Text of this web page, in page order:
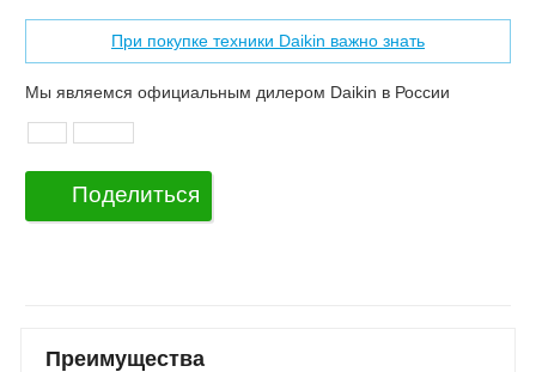
При покупке техники Daikin важно знать
Мы являемся официальным дилером Daikin в России
Поделиться
Преимущества